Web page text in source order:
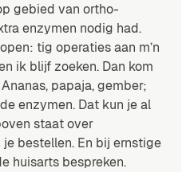
gebied van ortho-
enzymen nodig had.
tig operaties aan m’n
ik blijf zoeken. Dan kom
papaja, gember;
enzymen. Dat kun je al
staat over
bestellen. En bij ernstige
huisarts bespreken.